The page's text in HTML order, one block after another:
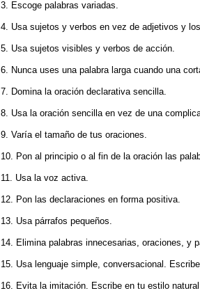
3. Escoge palabras variadas.
4. Usa sujetos y verbos en vez de adjetivos y
5. Usa sujetos visibles y verbos de acción.
6. Nunca uses una palabra larga cuando una
7. Domina la oración declarativa sencilla.
8. Usa la oración sencilla en vez de una
9. Varía el tamaño de tus oraciones.
10. Pon al principio o al fin de la oración las
11. Usa la voz activa.
12. Pon las declaraciones en forma positiva.
13. Usa párrafos pequeños.
14. Elimina palabras innecesarias, oraciones, y
15. Usa lenguaje simple, conversacional.
16. Evita la imitación. Escribe en tu estilo